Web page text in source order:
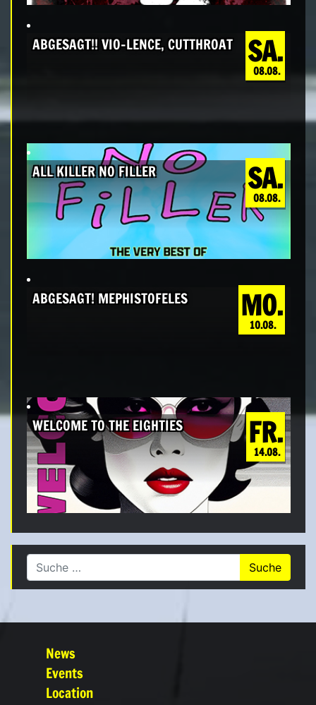
SA.
08.08.
ABGESAGT!! VIO-LENCE, CUTTHROAT
SA.
08.08.
ALL KILLER NO FILLER
MO.
10.08.
ABGESAGT! MEPHISTOFELES
FR.
14.08.
WELCOME TO THE EIGHTIES
Suche nach:
News
Events
Location